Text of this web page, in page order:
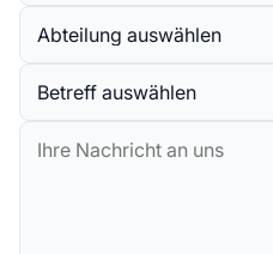
Abteilung
Betreff
Nachricht